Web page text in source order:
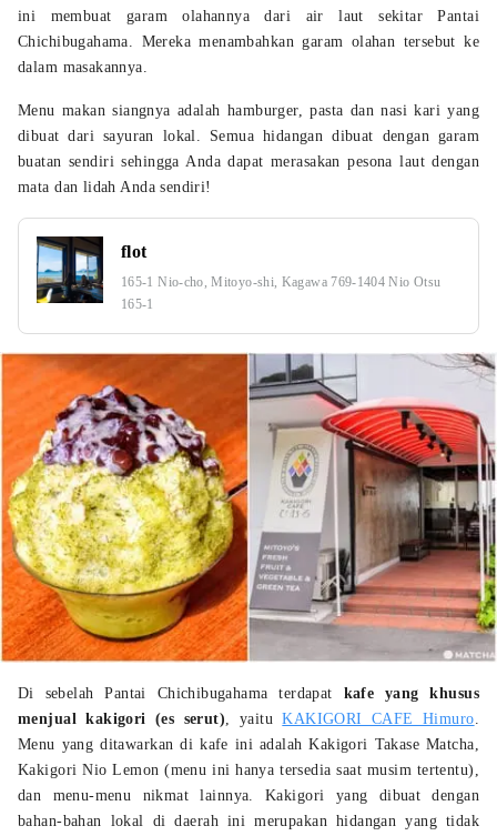
ini membuat garam olahannya dari air laut sekitar Pantai
Chichibugahama. Mereka menambahkan garam olahan tersebut ke
dalam masakannya.
Menu makan siangnya adalah hamburger, pasta dan nasi kari yang
dibuat dari sayuran lokal. Semua hidangan dibuat dengan garam
buatan sendiri sehingga Anda dapat merasakan pesona laut dengan
mata dan lidah Anda sendiri!
flot
165-1 Nio-cho, Mitoyo-shi, Kagawa 769-1404 Nio Otsu
165-1
Di sebelah Pantai Chichibugahama terdapat kafe yang khusus
menjual kakigori (es serut) , yaituKAKIGORI CAFE Himuro
Menu yang ditawarkan di kafe ini adalah Kakigori Takase Matcha,
Kakigori Nio Lemon (menu ini hanya tersedia saat musim tertentu),
dan menu-menu nikmat lainnya. Kakigori yang dibuat dengan
bahan-bahan lokal di daerah ini merupakan hidangan yang tidak